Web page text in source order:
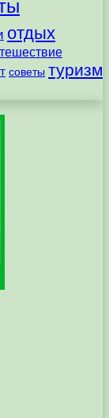
отдых
советы туризм